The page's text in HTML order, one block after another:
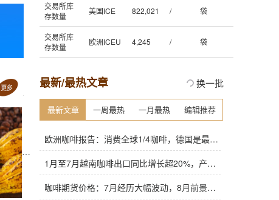
交易所库
存数量
美国ICE 822,021 / 袋
交易所库
存数量
欧洲ICEU 4,245 / 袋
最新/最热文章 换一批
最新文章 一周最热 一月最热 编辑推荐
欧洲咖啡报告：消费全球1/4咖啡，德国是最大进口国，意大利在烘焙咖啡生产中领先
1月至7月越南咖啡出口同比增长超20%，产量也将是过去四年来最高
咖啡期货价格：7月经历大幅波动，8月前景依旧不明朗